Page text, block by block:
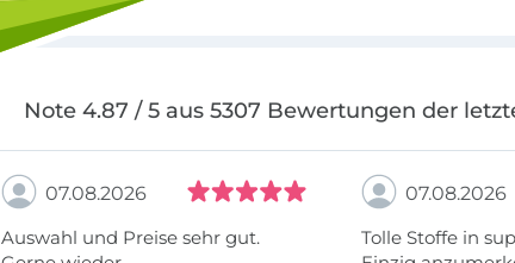
Note 4.87 / 5 aus 5307 Bewertungen der
07.08.2026
Auswahl und Preise sehr gut.
07.08.2026
Tolle Stoffe in